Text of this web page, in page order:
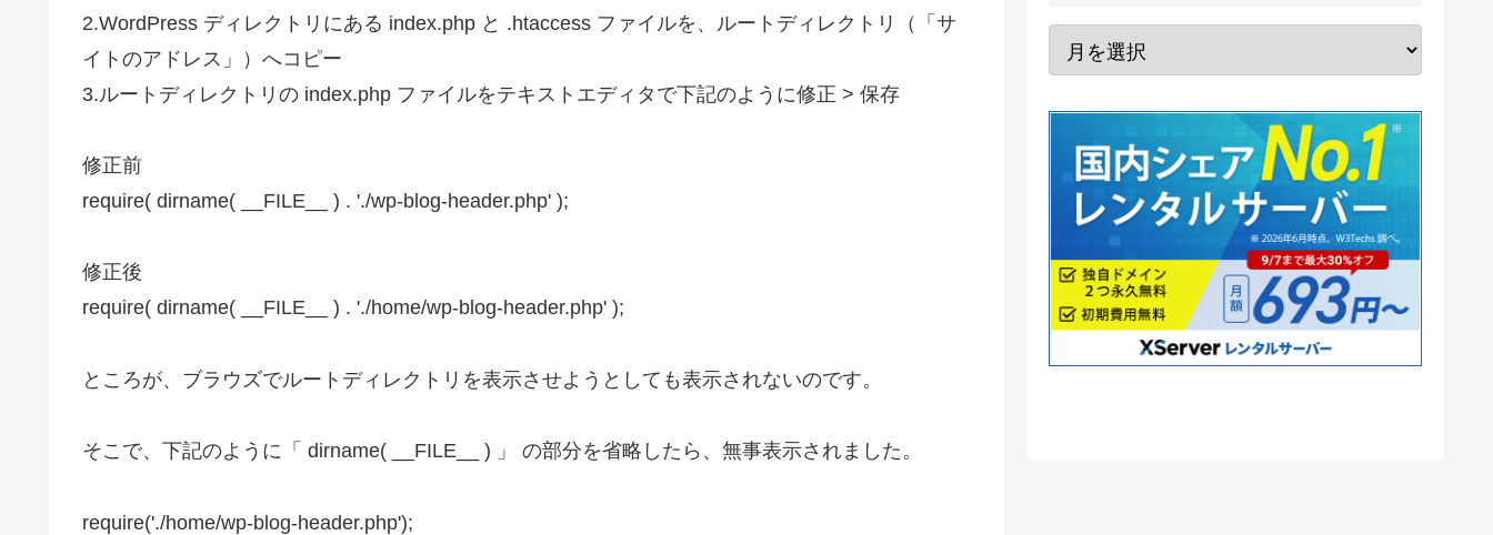
2.WordPress ディレクトリにある index.php と .htaccess ファイルを、ルートディレクトリ（「サ
イトのアドレス」）へコピー
3.ルートディレクトリの index.php ファイルをテキストエディタで下記のように修正 > 保存
修正前
require( dirname( __FILE__ ) . './wp-blog-header.php' );
修正後
require( dirname( __FILE__ ) . './home/wp-blog-header.php' );
ところが、ブラウズでルートディレクトリを表示させようとしても表示されないのです。
そこで、下記のように「 dirname( __FILE__ ) 」 の部分を省略したら、無事表示されました。
require('./home/wp-blog-header.php');